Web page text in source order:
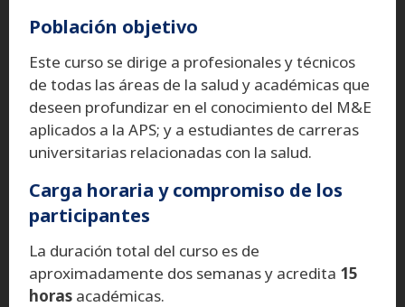
Población objetivo
Este curso se dirige a profesionales y técnicos
de todas las áreas de la salud y académicas que
deseen profundizar en el conocimiento del M&E
aplicados a la APS; y a estudiantes de carreras
universitarias relacionadas con la salud.
Carga horaria y compromiso de los
participantes
La duración total del curso es de
aproximadamente dos semanas y acredita 15
horas académicas.